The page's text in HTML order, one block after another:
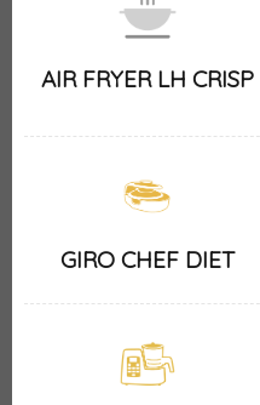
AIR FRYER LH CRISP
GIRO CHEF DIET